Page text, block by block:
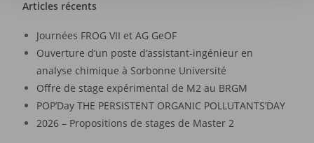
Articles récents
Journées FROG VII et AG GeOF
Ouverture d’un poste d’assistant-ingénieur en
analyse chimique à Sorbonne Université
Offre de stage expérimental de M2 au BRGM
POP’Day THE PERSISTENT ORGANIC POLLUTANTS’DAY
2026 – Propositions de stages de Master 2